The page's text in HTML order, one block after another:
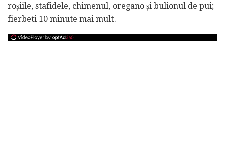
roșiile, stafidele, chimenul, oregano și bulionul de pui;
fierbeti 10 minute mai mult.